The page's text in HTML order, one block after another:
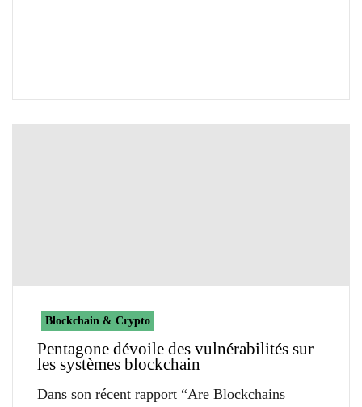
Blockchain & Crypto
Pentagone dévoile des vulnérabilités sur
les systèmes blockchain
Dans son récent rapport “Are Blockchains